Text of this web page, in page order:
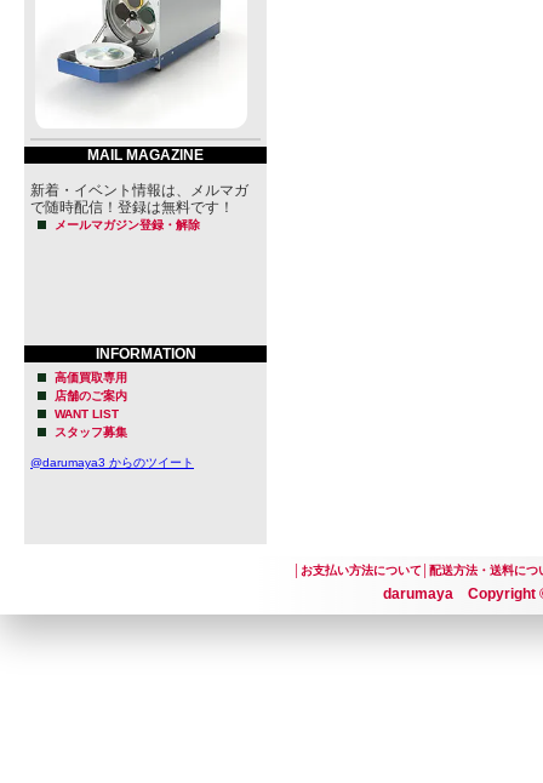
MAIL MAGAZINE
新着・イベント情報は、メルマガ
で随時配信！登録は無料です！
メールマガジン登録・解除
INFORMATION
高価買取専用
店舗のご案内
WANT LIST
スタッフ募集
@darumaya3 からのツイート
お支払い方法について│ 配送方法・送料につ
darumaya Copyright